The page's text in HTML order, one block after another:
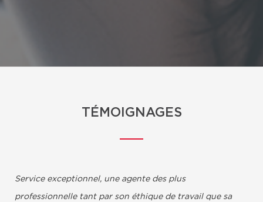
TÉMOIGNAGES
Service exceptionnel, une agente des plus
professionnelle tant par son éthique de travail que sa